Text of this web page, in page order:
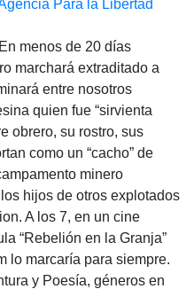
Para la Libertad
menos de 20 días
marchará extraditado a
entre nosotros
quien fue “sirvienta
obrero, su rostro, sus
como un “cacho” de
minero
hijos de otros explotados
A los 7, en un cine
“Rebelión en la Granja”
lo marcaría para siempre.
y Poesía, géneros en